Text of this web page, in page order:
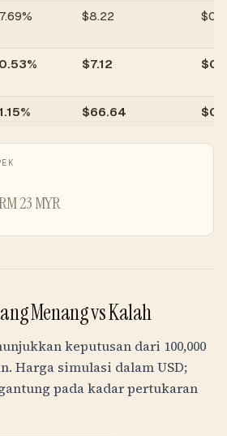
7.69% $8.22 $
0.53% $7.12 $
$66.64 $
RM23MYR
Menang vs Kalah
keputusan dari 100,000
Harga simulasi dalam USD;
pada kadar pertukaran